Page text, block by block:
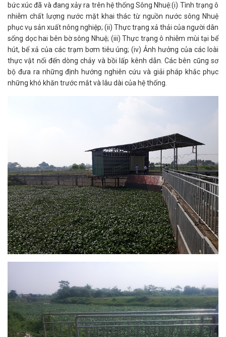
bức xúc đã và đang xảy ra trên hệ thống Sông Nhuệ:(i) Tình trạng ô
nhiễm chất lượng nước mặt khai thác từ nguồn nước sông Nhuệ
phục vụ sản xuất nông nghiệp; (ii) Thực trạng xả thải của người dân
sống dọc hai bên bờ sông Nhuệ; (iii) Thực trạng ô nhiễm mùi tại bể
hút, bể xả của các trạm bơm tiêu úng; (iv) Ảnh hưởng của các loài
thực vật nổi đến dòng chảy và bồi lấp kênh dẫn. Các bên cũng sơ
bộ đưa ra những định hướng nghiên cứu và giải pháp khắc phục
những khó khăn trước mắt và lâu dài của hệ thống.